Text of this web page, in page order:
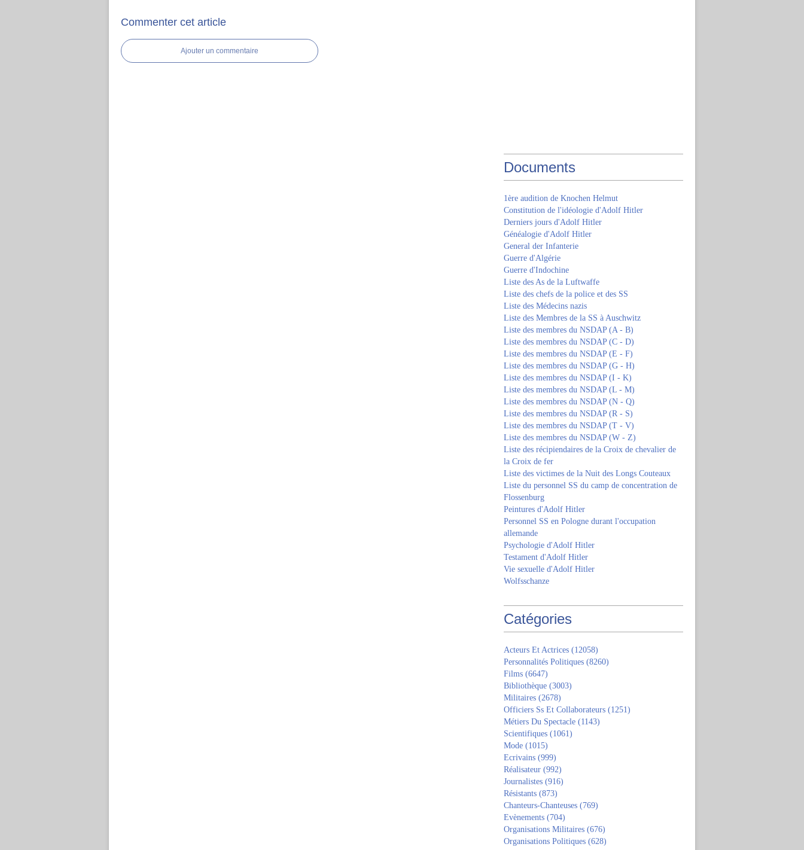
Commenter cet article
Ajouter un commentaire
Documents
1ère audition de Knochen Helmut
Constitution de l'idéologie d'Adolf Hitler
Derniers jours d'Adolf Hitler
Généalogie d'Adolf Hitler
General der Infanterie
Guerre d'Algérie
Guerre d'Indochine
Liste des As de la Luftwaffe
Liste des chefs de la police et des SS
Liste des Médecins nazis
Liste des Membres de la SS à Auschwitz
Liste des membres du NSDAP (A - B)
Liste des membres du NSDAP (C - D)
Liste des membres du NSDAP (E - F)
Liste des membres du NSDAP (G - H)
Liste des membres du NSDAP (I - K)
Liste des membres du NSDAP (L - M)
Liste des membres du NSDAP (N - Q)
Liste des membres du NSDAP (R - S)
Liste des membres du NSDAP (T - V)
Liste des membres du NSDAP (W - Z)
Liste des récipiendaires de la Croix de chevalier de
la Croix de fer
Liste des victimes de la Nuit des Longs Couteaux
Liste du personnel SS du camp de concentration de
Flossenburg
Peintures d'Adolf Hitler
Personnel SS en Pologne durant l'occupation
allemande
Psychologie d'Adolf Hitler
Testament d'Adolf Hitler
Vie sexuelle d'Adolf Hitler
Wolfsschanze
Catégories
Acteurs Et Actrices (12058)
Personnalités Politiques (8260)
Films (6647)
Bibliothèque (3003)
Militaires (2678)
Officiers Ss Et Collaborateurs (1251)
Métiers Du Spectacle (1143)
Scientifiques (1061)
Mode (1015)
Ecrivains (999)
Réalisateur (992)
Journalistes (916)
Résistants (873)
Chanteurs-Chanteuses (769)
Evènements (704)
Organisations Militaires (676)
Organisations Politiques (628)